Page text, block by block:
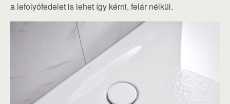
a lefolyófedelet is lehet így kérni, felár nélkül.